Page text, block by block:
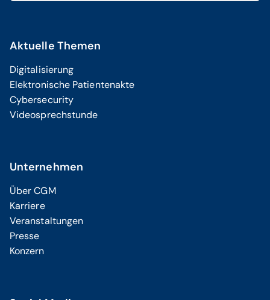
Aktuelle Themen
Digitalisierung
Elektronische Patientenakte
Cybersecurity
Videosprechstunde
Unternehmen
Über CGM
Karriere
Veranstaltungen
Presse
Konzern